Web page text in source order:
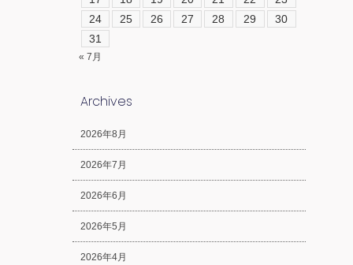
24
25 26 27 28 29
30
31
« 7月
Archives
2026年8月
2026年7月
2026年6月
2026年5月
2026年4月